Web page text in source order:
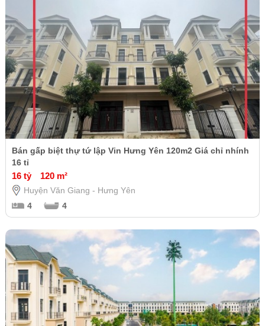
Bán gấp biệt thự tứ lập Vin Hưng Yên 120m2 Giá chỉ nhính
16 tỉ
16 tỷ 120 m²
Huyện Văn Giang - Hưng Yên
4
4